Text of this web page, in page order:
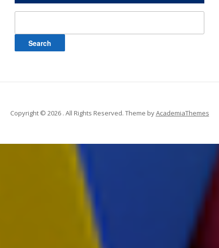
Copyright © 2026 . All Rights Reserved. Theme byAcademiaThemes